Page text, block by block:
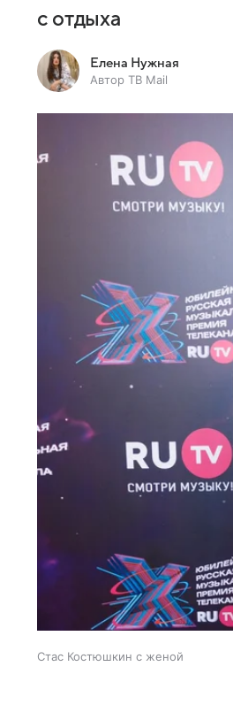
с отдыха
Елена Нужная
Автор ТВ Mail
Стас Костюшкин с женой